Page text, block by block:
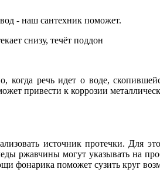
- наш сантехник поможет.
речь идет о воде,
привести к коррозии
источник протечки. Для
ржавчины могут указывать на
фонарика поможет сузить круг